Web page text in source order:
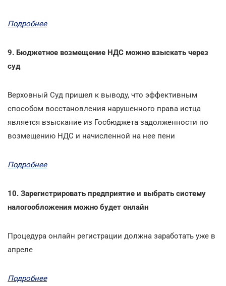
Подробнее
9. Бюджетное возмещение НДС можно взыскать через
суд
Верховный Суд пришел к выводу, что эффективным
способом восстановления нарушенного права истца
является взыскание из Госбюджета задолженности по
возмещению НДС и начисленной на нее пени
Подробнее
10. Зарегистрировать предприятие и выбрать систему
налогообложения можно будет онлайн
Процедура онлайн регистрации должна заработать уже в
апреле
Подробнее